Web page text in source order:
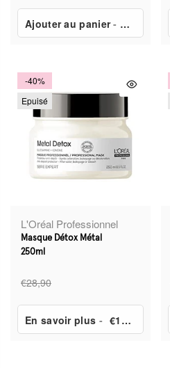
Ajouter au panier- €6,45
-40%
Epuisé
L'Oréal Professionnel
Masque Détox Métal
250ml
€28,90
En savoir plus - €17,40